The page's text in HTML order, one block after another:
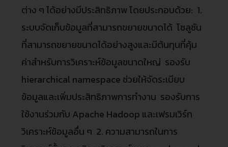
ต่าง ๆ ได้อย่างมีประสิทธิภาพ โดยประกอบด้วย: 1.
ระบบจัดเก็บข้อมูลที่สามารถขยายขนาดได้ โซลูชัน
ที่สามารถขยายขนาดได้อย่างสูงและมีต้นทุนที่คุ้ม
ค่าสำหรับการวิเคราะห์ข้อมูลขนาดใหญ่ รองรับ
hierarchical namespace ช่วยให้จัดระเบียบ
ข้อมูลและเพิ่มประสิทธิภาพการทำงาน รองรับการ
ใช้งานร่วมกับ Apache Hadoop และเฟรมเวิร์ก
วิเคราะห์ข้อมูลอื่น ๆ 2. ความสามารถในการ